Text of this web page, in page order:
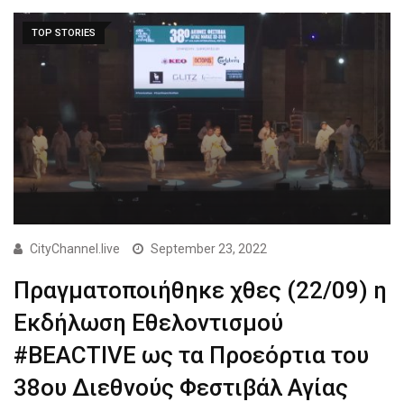
TOP STORIES
CityChannel.live September 23, 2022
Πραγματοποιήθηκε χθες (22/09) η
Εκδήλωση Εθελοντισμού
#BEACTIVE ως τα Προεόρτια του
38ου Διεθνούς Φεστιβάλ Αγίας